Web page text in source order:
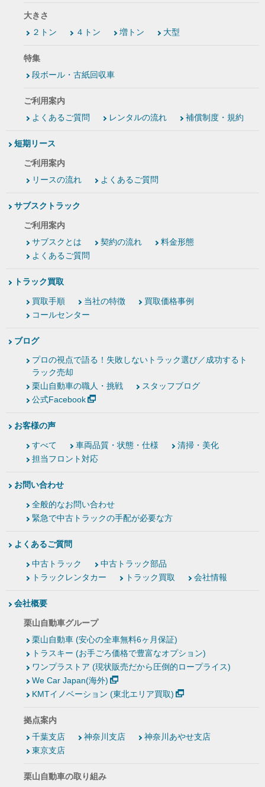
大きさ
２トン
４トン 増トン 大型
特集
段ボール・古紙回収車
ご利用案内
よくあるご質問
レンタルの流れ 補償制度・規約
短期リース
ご利用案内
リースの流れ
よくあるご質問
サブスクトラック
ご利用案内
サブスクとは
契約の流れ
料金形態
よくあるご質問
トラック買取
買取手順 当社の特徴
買取価格事例
コールセンター
ブログ
プロの視点で語る！失敗しないトラック選び／成功するト
ラック売却
栗山自動車の職人・挑戦
スタッフブログ
公式Facebook
お客様の声
すべて 車両品質・状態・仕様
清掃・美化
担当フロント対応
お問い合わせ
全般的なお問い合わせ
緊急で中古トラックの手配が必要な方
よくあるご質問
中古トラック
中古トラック部品
トラックレンタカー
トラック買取 会社情報
会社概要
栗山自動車グループ
栗山自動車 (安心の全車無料6ヶ月保証)
トラスキー (お手ごろ価格で豊富なオプション)
ワンプラストア (現状販売だから圧倒的ロープライス)
We Car Japan(海外)
KMTイノベーション (東北エリア買取)
拠点案内
千葉支店
神奈川支店
神奈川あやせ支店
東京支店
栗山自動車の取り組み